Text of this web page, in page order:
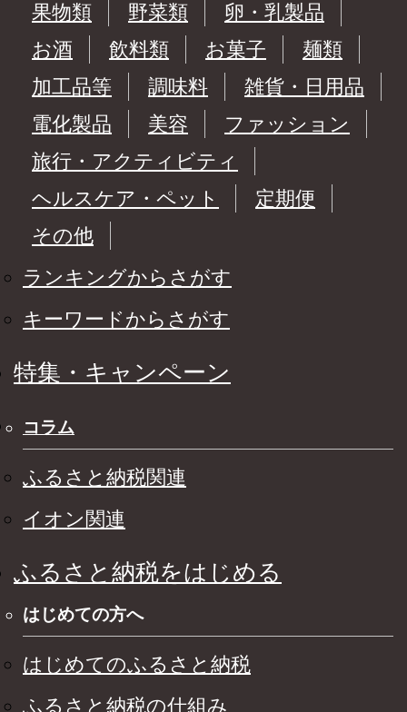
果物類
野菜類
卵・乳製品
お酒
飲料類 お菓子
麺類
加工品等
調味料
雑貨・日用品
電化製品
美容
ファッション
旅行・アクティビティ
ヘルスケア・ペット
定期便
その他
ランキングからさがす
キーワードからさがす
特集・キャンペーン
コラム
ふるさと納税関連
イオン関連
ふるさと納税をはじめる
はじめての方へ
はじめてのふるさと納税
ふるさと納税の仕組み